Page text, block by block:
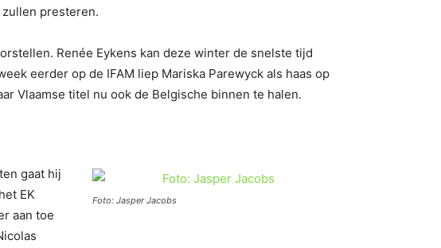
presteren.
Renée Eykens kan deze winter de snelste tijd
eerder op de IFAM liep Mariska Parewyck als haas op
Vlaamse titel nu ook de Belgische binnen te halen.
Foto: Jasper Jacobs
gaat hij
EK
aan toe